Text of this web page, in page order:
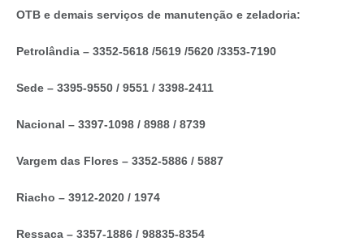
OTB e demais serviços de manutenção e zeladoria:
Petrolândia – 3352-5618 /5619 /5620 /3353-7190
Sede – 3395-9550 / 9551 / 3398-2411
Nacional – 3397-1098 / 8988 / 8739
Vargem das Flores – 3352-5886 / 5887
Riacho – 3912-2020 / 1974
Ressaca – 3357-1886 / 98835-8354